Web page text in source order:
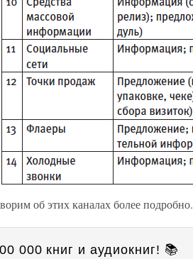
об этих каналах более подробно.
000 книг и аудиокниг! 📚